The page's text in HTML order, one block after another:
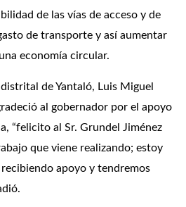
de las vías de acceso y de
de transporte y así aumentar
economía circular.
de Yantaló, Luis Miguel
al gobernador por el apoyo
“felicito al Sr. Grundel Jiménez
que viene realizando; estoy
apoyo y tendremos